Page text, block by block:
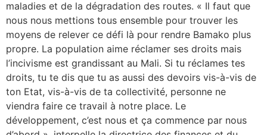
maladies et de la dégradation des routes. « Il faut que
nous nous mettions tous ensemble pour trouver les
moyens de relever ce défi là pour rendre Bamako plus
propre. La population aime réclamer ses droits mais
l’incivisme est grandissant au Mali. Si tu réclames tes
droits, tu te dis que tu as aussi des devoirs vis-à-vis de
ton Etat, vis-à-vis de ta collectivité, personne ne
viendra faire ce travail à notre place. Le
développement, c’est nous et ça commence par nous